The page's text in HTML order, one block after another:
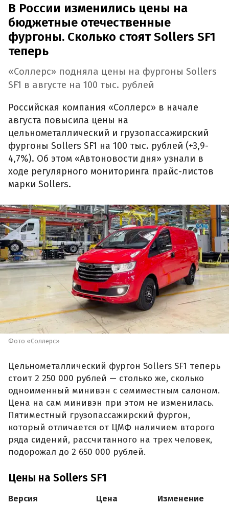
В России изменились цены на
бюджетные отечественные
фургоны. Сколько стоят Sollers SF1
теперь
«Соллерс» подняла цены на фургоны Sollers
SF1 в августе на 100 тыс. рублей
Российская компания «Соллерс» в начале
августа повысила цены на
цельнометаллический и грузопассажирский
фургоны Sollers SF1 на 100 тыс. рублей (+3,9-
4,7%). Об этом «Автоновости дня» узнали в
ходе регулярного мониторинга прайс-листов
марки Sollers.
Фото «Соллерс»
Цельнометаллический фургон Sollers SF1 теперь
стоит 2 250 000 рублей — столько же, сколько
одноименный минивэн с семиместным салоном.
Цена на сам минивэн при этом не изменилась.
Пятиместный грузопассажирский фургон,
который отличается от ЦМФ наличием второго
ряда сидений, рассчитанного на трех человек,
подорожал до 2 650 000 рублей.
Цены на Sollers SF1
Версия Цена Изменение